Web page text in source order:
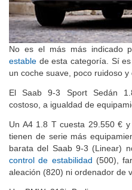
No es el más más indicado
estable de esta categoría. Sí
un coche suave, poco ruidoso
El Saab 9-3 Sport Sedán
costoso, a igualdad de
Un A4 1.8 T cuesta 29.550 €
tienen de serie más
barata del Saab 9-3 (Linear)
control de estabilidad (500),
aleación (820) ni ordenador de